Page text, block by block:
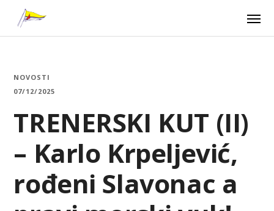
NOVOSTI
07/12/2025
TRENERSKI KUT (II)
– Karlo Krpeljević,
rođeni Slavonac a